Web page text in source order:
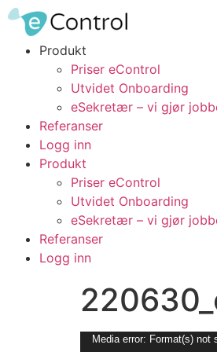
Produkt
Priser eControl
Utvidet Onboarding
eSekretær – vi gjør
Referanser
Logg inn
Produkt
Priser eControl
Utvidet Onboarding
eSekretær – vi gjør
Referanser
Logg inn
Videoavspiller
Media error: Format(s) not